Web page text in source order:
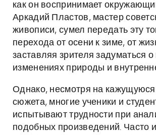
как он воспринимает
Аркадий Пластов, мастер
живописи, сумел передать эту
перехода от осени к зиме, от
заставляя зрителя задуматься
изменениях природы и
Однако, несмотря на кажущуюся
сюжета, многие ученики и
испытывают трудности при
подобных произведений. Часто